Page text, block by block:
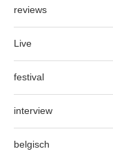
reviews
Live
festival
interview
belgisch